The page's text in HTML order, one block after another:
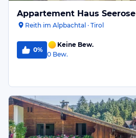
Appartement Haus Seerose
Reith im Alpbachtal · Tirol
0%
Keine Bew.
0 Bew.